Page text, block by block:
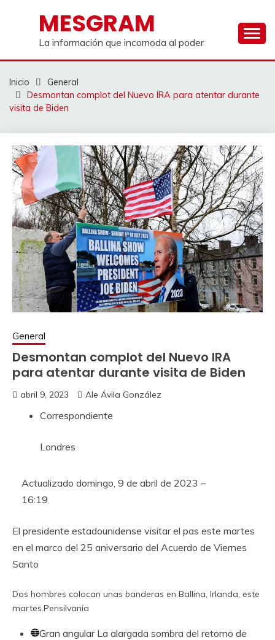
contenidoMESGRAM
La información que incomoda al poder
Inicio
General
Desmontan complot del Nuevo IRA para atentar durante
visita de Biden
General
Desmontan complot del Nuevo IRA
para atentar durante visita de Biden
abril 9, 2023 Ale Ávila González
Correspondiente
Londres
Actualizado domingo, 9 de abril de 2023 –
16:19
El presidente estadounidense visitar el pas este martes
en el marco del 25 aniversario del Acuerdo de Viernes
Santo
Dos hombres colocan unas banderas en Ballina, Irlanda, este
martes.Pensilvania
Gran angularLa alargada sombra del retorno de